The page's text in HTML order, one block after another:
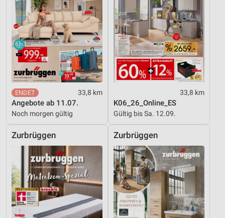
33,8 km
Angebote ab 11.07.
Noch morgen gültig
33,8 km
K06_26_Online_ES
Gültig bis Sa. 12.09.
Zurbrüggen Zurbrüggen